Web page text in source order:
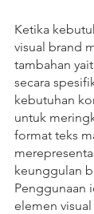
Ketika
visual brand
tambahan
secara
kebutuhan
untuk
format teks
keunggulan
Penggunaan
elemen